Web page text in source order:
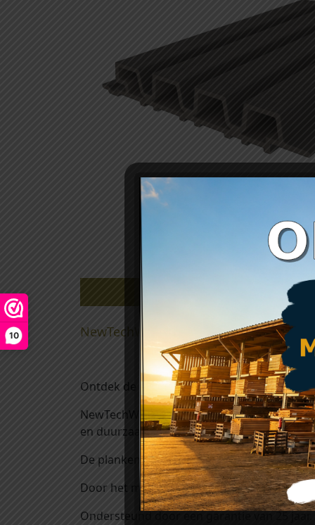
10
Beschrijving
NewTechWood Castellation PRO35
Ontdek de voordelen van NewTechWood
NewTechWood hout-kunststof-composiet
en duurzaam maakt.
De planken zijn voorzien van een extra
Door het meerkleurige effect in de
Ondersteund door een garantie van 25 jaar.